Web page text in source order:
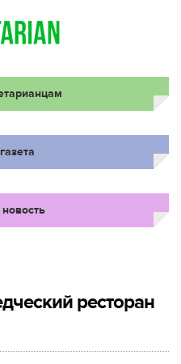
ресторан